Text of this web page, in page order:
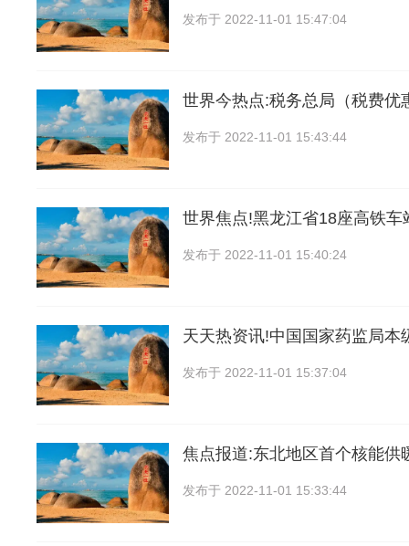
发布于 2022-11-01 15:47:04
世界今热点:税务总局（税费优
发布于 2022-11-01 15:43:44
世界焦点!黑龙江省18座高铁车
发布于 2022-11-01 15:40:24
天天热资讯!中国国家药监局本
发布于 2022-11-01 15:37:04
焦点报道:东北地区首个核能供
发布于 2022-11-01 15:33:44